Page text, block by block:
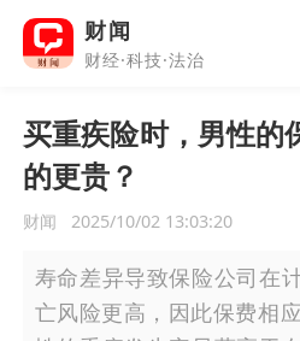
财闻
财经·科技·法治
买重疾险时，男性的
的更贵？
财闻 2025/10/02 13:03:20
寿命差异导致保险公司在
亡风险更高，因此保费相